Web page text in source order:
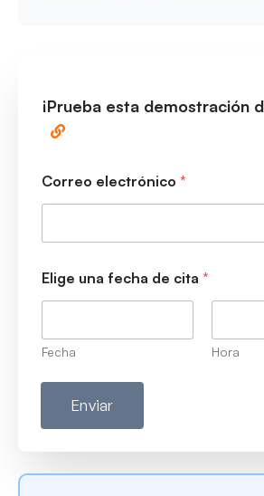
¡Prueba esta demostración
Correo electrónico *
Elige una fecha de cita *
Fecha Hora
Enviar